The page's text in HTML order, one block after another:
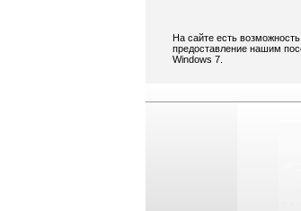
На сайте есть
предоставление нашим
Windows 7.